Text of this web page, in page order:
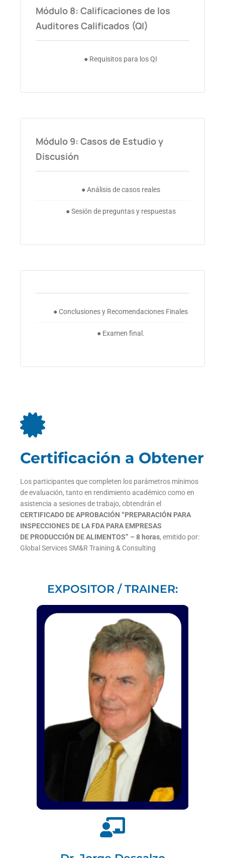
Módulo 8: Calificaciones de los
Auditores Calificados (QI)
● Requisitos para los QI
Módulo 9: Casos de Estudio y
Discusión
● Análisis de casos reales
● Sesión de preguntas y respuestas
● Conclusiones y Recomendaciones Finales
● Examen final.
Certificación a Obtener
Los participantes que completen los parámetros mínimos
de evaluación, tanto en rendimiento académico como en
asistencia a sesiones de trabajo, obtendrán el
CERTIFICADO DE APROBACIÓN “PREPARACIÓN PARA
INSPECCIONES DE LA FDA PARA EMPRESAS
DE PRODUCCIÓN DE ALIMENTOS” – 8 horas, emitido por:
Global Services SM&R Training & Consulting
EXPOSITOR / TRAINER: